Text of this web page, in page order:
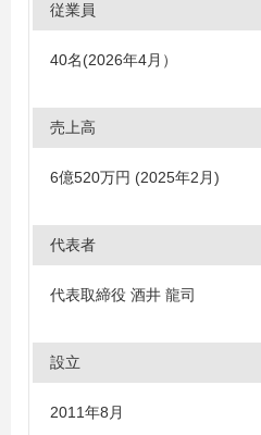
従業員
40名(2026年4月）
売上高
6億520万円 (2025年2月)
代表者
代表取締役 酒井 龍司
設立
2011年8月